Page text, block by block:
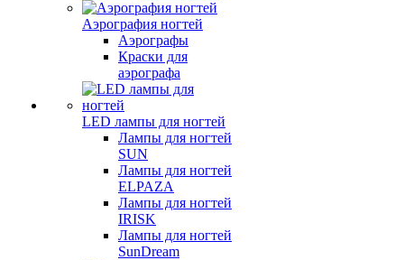
Аэрография ногтей
Аэрографы
Краски для
аэрографа
LED лампы для ногтей
Лампы для ногтей
SUN
Лампы для ногтей
ELPAZA
Лампы для ногтей
IRISK
Лампы для ногтей
SunDream